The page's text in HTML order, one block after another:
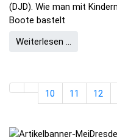
(DJD). Wie man mit
Boote bastelt
Weiterlesen …
10 11 12